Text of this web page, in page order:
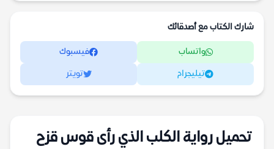
شارك الكتاب مع أصدقائك
واتساب فيسبوك
تيليجرام تويتر
تحميل رواية الكلب الذي رأى قوس قزح